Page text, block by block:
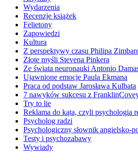
Wydarzenia
Recenzje książek
Felietony
Zapowiedzi
Kultura
Z perspektywy czasu Philipa
Złote myśli Stevena Pinkera
Ze świata neuronauki Antonio
Ujawnione emocje Paula Ekmana
Praca od podstaw Jarosława Kulbata
7 nawyków sukcesu z
Try to lie
Reklama do kąta, czyli psychologia
Psycholog radzi
Psychologiczny słownik angielsko-
Testy i psychozabawy
Wywiady